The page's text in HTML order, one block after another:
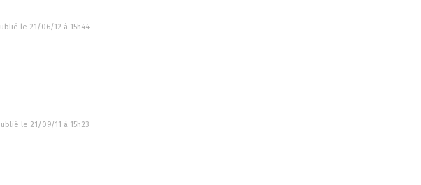
le 21/06/12 à 15h44
le 21/09/11 à 15h23